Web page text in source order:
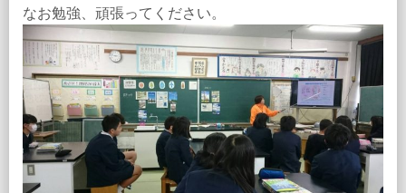
なお勉強、頑張ってください。